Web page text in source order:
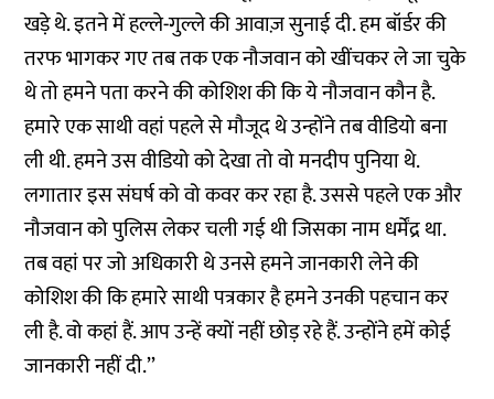
खड़े थे. इतने में हल्ले-गुल्ले की आवाज़ सुनाई दी. हम बॉर्डर की
तरफ भागकर गए तब तक एक नौजवान को खींचकर ले जा चुके
थे तो हमने पता करने की कोशिश की कि ये नौजवान कौन है.
हमारे एक साथी वहां पहले से मौजूद थे उन्होंने तब वीडियो बना
ली थी. हमने उस वीडियो को देखा तो वो मनदीप पुनिया थे.
लगातार इस संघर्ष को वो कवर कर रहा है. उससे पहले एक और
नौजवान को पुलिस लेकर चली गई थी जिसका नाम धर्मेंद्र था.
तब वहां पर जो अधिकारी थे उनसे हमने जानकारी लेने की
कोशिश की कि हमारे साथी पत्रकार है हमने उनकी पहचान कर
ली है. वो कहां हैं. आप उन्हें क्यों नहीं छोड़ रहे हैं. उन्होंने हमें कोई
जानकारी नहीं दी.’’